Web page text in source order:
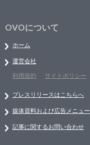
OVOについて
ホーム
運営会社
利用規約
サイトポリシー
プレスリリースはこちらへ
媒体資料および広告メニュー
記事に関するお問い合わせ